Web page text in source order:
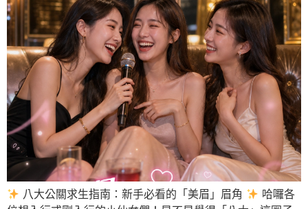
八大公關求生指南：新手必看的「美眉」眉角
哈囉各